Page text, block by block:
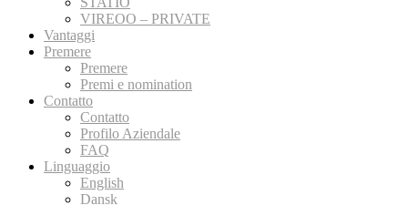
VIREOO – PRIVATE
Vantaggi
Premere
Premere
Premi e nomination
Contatto
Contatto
Profilo Aziendale
FAQ
Linguaggio
English
Dansk